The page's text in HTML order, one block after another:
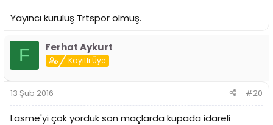
Yayıncı kuruluş Trtspor olmuş.
F Ferhat Aykurt
Kayıtlı Üye
13 Şub 2016 #20
Lasme'yi çok yorduk son maçlarda kupada idareli